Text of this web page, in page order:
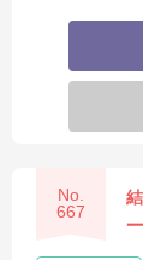
No.
667